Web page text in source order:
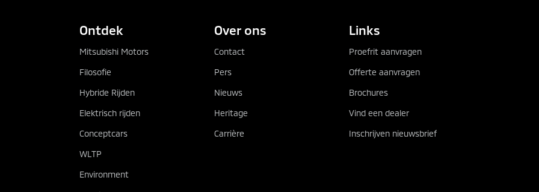
Ontdek
Mitsubishi Motors
Filosofie
Hybride Rijden
Elektrisch rijden
Conceptcars
WLTP
Environment
Over ons
Contact
Pers
Nieuws
Heritage
Carrière
Links
Proefrit aanvragen
Offerte aanvragen
Brochures
Vind een dealer
Inschrijven nieuwsbrief